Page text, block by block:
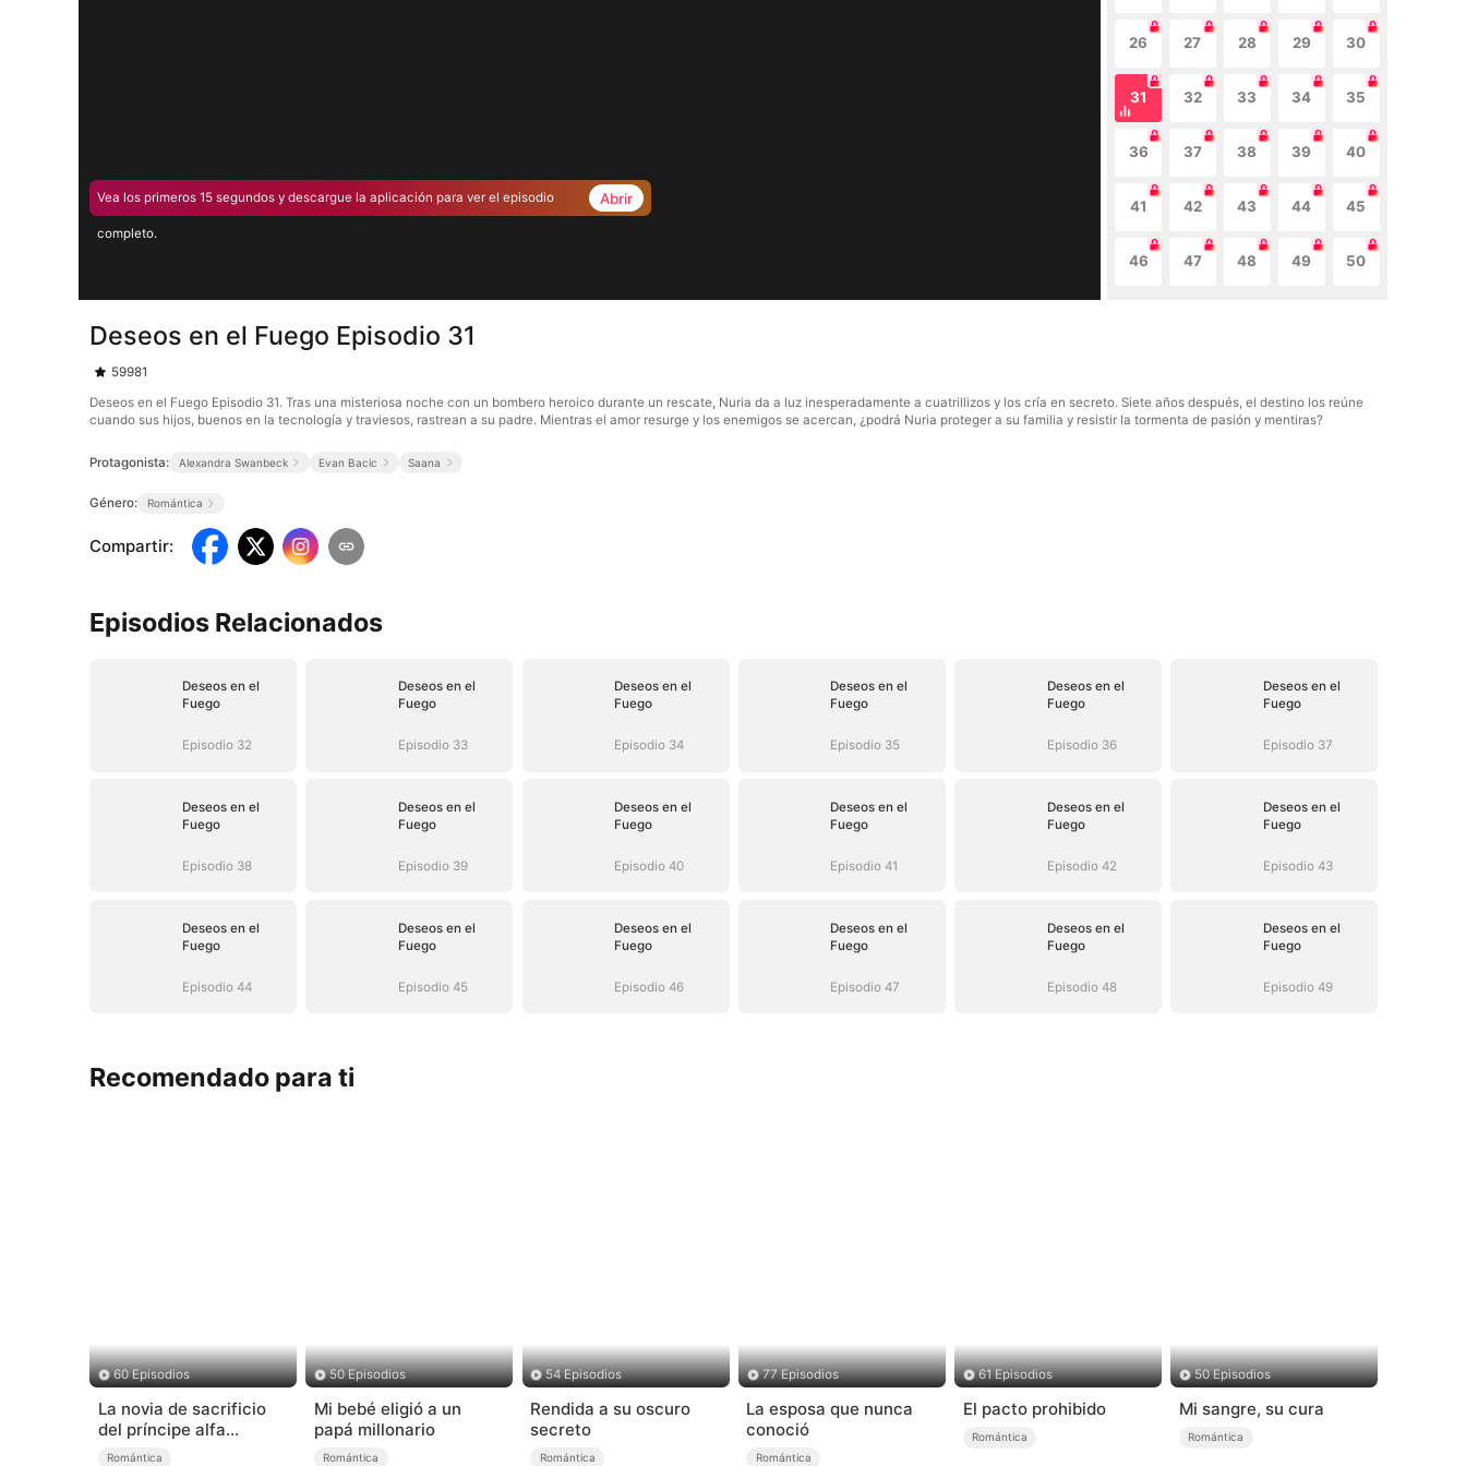
Vea los primeros 15 segundos y descargue la aplicación para ver el episodio
completo.
Abrir
26 27 28 29 30
31 32 33 34 35
36 37 38 39 40
41 42 43 44 45
46 47 48 49 50
Deseos en el Fuego Episodio 31
59981
Deseos en el Fuego Episodio 31. Tras una misteriosa noche con un bombero heroico durante un rescate, Nuria da a luz inesperadamente a cuatrillizos y los cría en secreto. Siete años después, el destino los reúne
cuando sus hijos, buenos en la tecnología y traviesos, rastrean a su padre. Mientras el amor resurge y los enemigos se acercan, ¿podrá Nuria proteger a su familia y resistir la tormenta de pasión y mentiras?
Protagonista: Alexandra Swanbeck Evan Bacic Saana
Género: Romántica
Compartir:
Episodios Relacionados
Deseos en el
Fuego
Episodio 32
Deseos en el
Fuego
Episodio 33
Deseos en el
Fuego
Episodio 34
Deseos en el
Fuego
Episodio 35
Deseos en el
Fuego
Episodio 36
Deseos en el
Fuego
Episodio 37
Deseos en el
Fuego
Episodio 38
Deseos en el
Fuego
Episodio 39
Deseos en el
Fuego
Episodio 40
Deseos en el
Fuego
Episodio 41
Deseos en el
Fuego
Episodio 42
Deseos en el
Fuego
Episodio 43
Deseos en el
Fuego
Episodio 44
Deseos en el
Fuego
Episodio 45
Deseos en el
Fuego
Episodio 46
Deseos en el
Fuego
Episodio 47
Deseos en el
Fuego
Episodio 48
Deseos en el
Fuego
Episodio 49
Recomendado para ti
60 Episodios
La novia de sacrificio
del príncipe alfa
(Doblado)
Romántica
50 Episodios
Mi bebé eligió a un
papá millonario
Romántica
54 Episodios
Rendida a su oscuro
secreto
Romántica
77 Episodios
La esposa que nunca
conoció
Romántica
61 Episodios
El pacto prohibido
Romántica
50 Episodios
Mi sangre, su cura
Romántica